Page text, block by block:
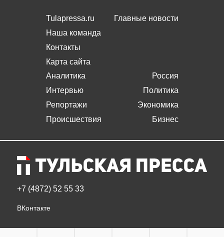
Tulapressa.ru
Наша команда
Контакты
Карта сайта
Главные новости
Аналитика
Интервью
Репортажи
Происшествия
Россия
Политика
Экономика
Бизнес
+7 (4872) 52 55 33
ВКонтакте